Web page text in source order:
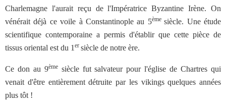
Charlemagne l'aurait reçu de l'Impératrice Byzantine Irène. On
vénérait déjà ce voile à Constantinople au 5èmesiècle. Une étude
scientifique contemporaine a permis d'établir que cette pièce de
tissus oriental est du 1 er siècle de notre ère.
Ce don au 9èmesiècle fut salvateur pour l'église de Chartres qui
venait d'être entièrement détruite par les vikings quelques années
plus tôt !